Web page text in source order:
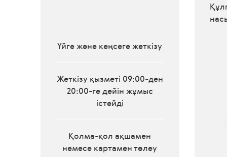
Үйге және кеңсеге жеткізу
Жеткізу қызметі 09:00-ден
20:00-ге дейін жұмыс
істейді
Қолма-қол ақшамен
немесе картамен төлеу